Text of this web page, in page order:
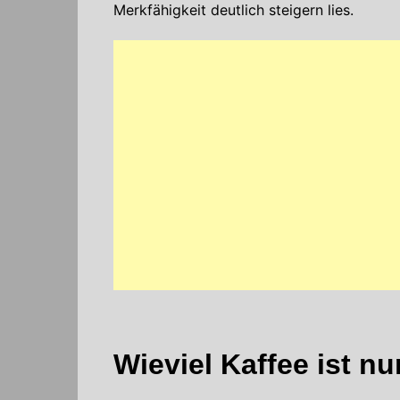
Merkfähigkeit deutlich steigern lies.
Wieviel Kaffee ist